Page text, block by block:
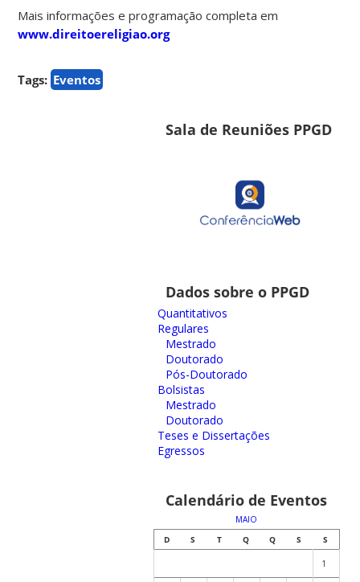
Mais informações e programação completa em
www.direitoereligiao.org
Tags: Eventos
Sala de Reuniões PPGD
Dados sobre o PPGD
Quantitativos
Regulares
Mestrado
Doutorado
Pós-Doutorado
Bolsistas
Mestrado
Doutorado
Teses e Dissertações
Egressos
Calendário de Eventos
MAIO
D
S T Q Q S S
1